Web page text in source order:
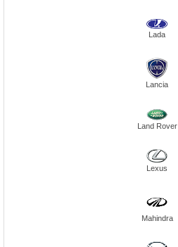
Lada
Lancia
Land Rover
Lexus
Mahindra